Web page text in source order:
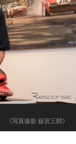
《写真撮影 嶽宮三郎》